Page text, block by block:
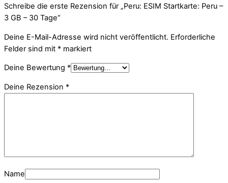
Schreibe die erste Rezension für „Peru: ESIM Startkarte: Peru –
3 GB – 30 Tage“
Deine E-Mail-Adresse wird nicht veröffentlicht. Erforderliche
Felder sind mit * markiert
Deine Bewertung *
Deine Rezension *
Name